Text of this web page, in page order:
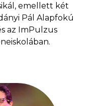
emellett két
Pál Alapfokú
az ImPulzus